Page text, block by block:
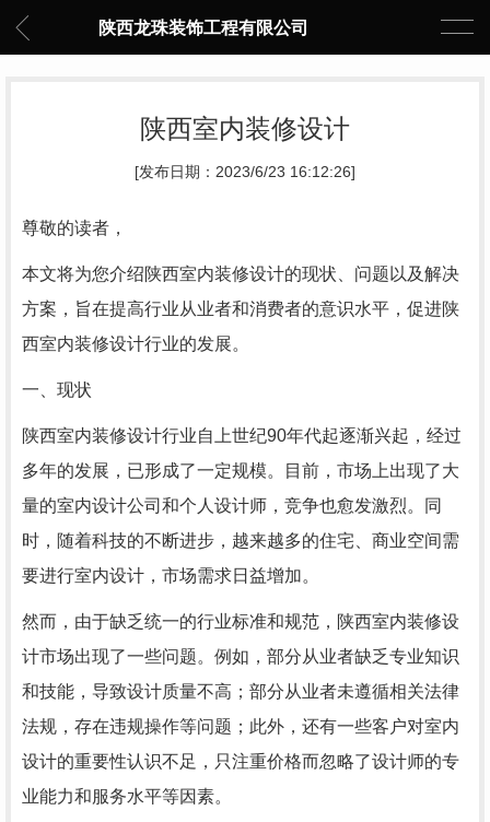
陕西龙珠装饰工程有限公司
陕西室内装修设计
[发布日期：2023/6/23 16:12:26]
尊敬的读者，
本文将为您介绍陕西室内装修设计的现状、问题以及解决
方案，旨在提高行业从业者和消费者的意识水平，促进陕
西室内装修设计行业的发展。
一、现状
陕西室内装修设计行业自上世纪90年代起逐渐兴起，经过
多年的发展，已形成了一定规模。目前，市场上出现了大
量的室内设计公司和个人设计师，竞争也愈发激烈。同
时，随着科技的不断进步，越来越多的住宅、商业空间需
要进行室内设计，市场需求日益增加。
然而，由于缺乏统一的行业标准和规范，陕西室内装修设
计市场出现了一些问题。例如，部分从业者缺乏专业知识
和技能，导致设计质量不高；部分从业者未遵循相关法律
法规，存在违规操作等问题；此外，还有一些客户对室内
设计的重要性认识不足，只注重价格而忽略了设计师的专
业能力和服务水平等因素。